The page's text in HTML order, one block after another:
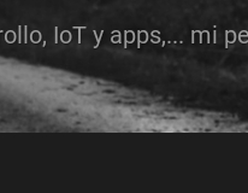
IoT y apps,... mi